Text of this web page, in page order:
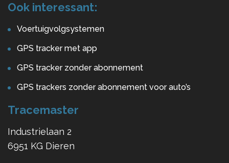
Ook interessant:
Voertuigvolgsystemen
GPS tracker met app
GPS tracker zonder abonnement
GPS trackers zonder abonnement voor auto’s
Tracemaster
Industrielaan 2
6951 KG Dieren